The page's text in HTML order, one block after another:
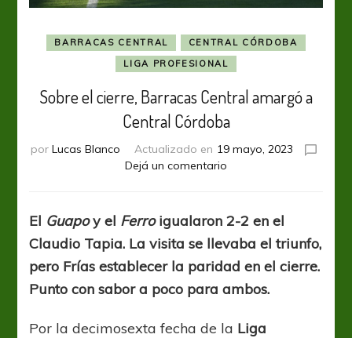
BARRACAS CENTRAL
CENTRAL CÓRDOBA
LIGA PROFESIONAL
Sobre el cierre, Barracas Central amargó a
Central Córdoba
por Lucas Blanco Actualizado en 19 mayo, 2023
Dejá un comentario
cierre,
Barracas
Central
amargó
Central
El Guapoy el Ferroigualaron 2-2 en el
Claudio Tapia. La visita se llevaba el triunfo,
pero Frías establecer la paridad en el cierre.
Punto con sabor a poco para ambos.
Por la decimosexta fecha de la Liga